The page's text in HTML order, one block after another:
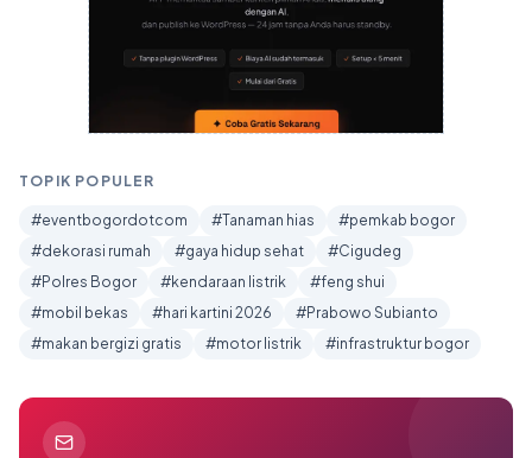
TOPIK POPULER
#eventbogordotcom #Tanaman hias
#pemkab bogor
#dekorasi rumah
#gaya hidup sehat
#Cigudeg
#Polres Bogor
#kendaraan listrik
#feng shui
#mobil bekas
#hari kartini 2026
#Prabowo Subianto
#makan bergizi gratis
#motor listrik #infrastruktur bogor